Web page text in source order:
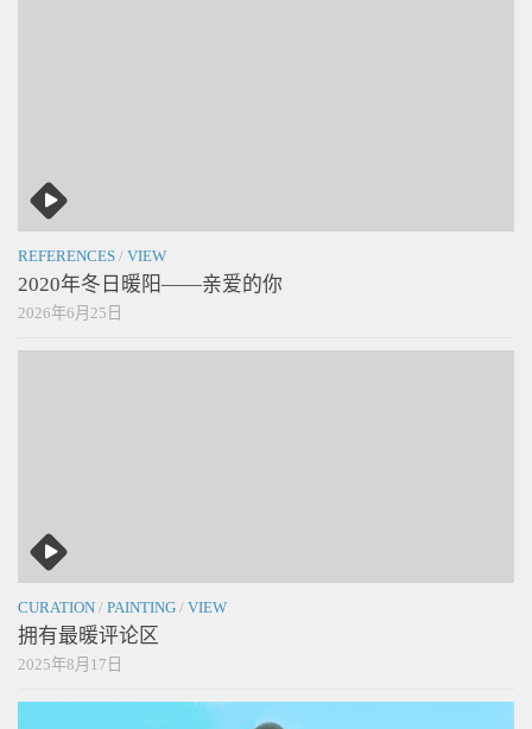
REFERENCES / VIEW
2020年冬日暖阳——亲爱的你
2026年6月25日
CURATION / PAINTING / VIEW
拥有最暖评论区
2025年8月17日